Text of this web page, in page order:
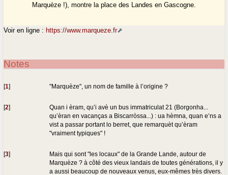
Marquèze !), montre la place des Landes en Gascogne.
Voir en ligne : https://www.marqueze.fr
Notes
[1] "Marquèze", un nom de famille à l’origine ?
[2]
Quan i èram, qu’i avè un bus immatriculat 21 (Borgonha...
qu’èran en vacanças a Biscarròssa...) : ua hèmna, quan e’ns a
vist a passar portant lo berret, que remarquèt qu’èram
"vraiment typiques" !
[3]
Mais qui sont "les locaux" de la Grande Lande, autour de
Marquèze ? à côté des vieux landais de toutes générations, il y
a aussi beaucoup de nouveaux venus, eux-mêmes très divers.